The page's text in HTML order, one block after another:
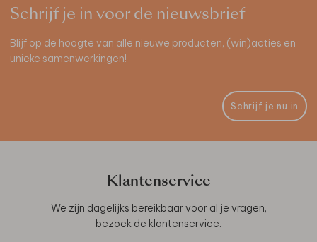
Schrijf je in voor de nieuwsbrief
Blijf op de hoogte van alle nieuwe producten, (win)acties en
unieke samenwerkingen!
Schrijf je nu in
Klantenservice
We zijn dagelijks bereikbaar voor al je vragen,
bezoek de klantenservice.